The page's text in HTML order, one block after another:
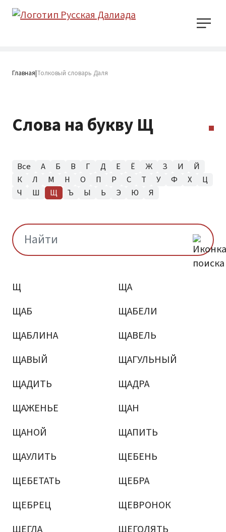
Главная|Толковый словарь Даля
Слова на букву Щ
Все А Б В Г Д Е Ё Ж З И
Й
К
Л М Н О П Р С Т У Ф Х
Ц
Ч
Ш Щ Ъ Ы Ь Э Ю Я
Щ
ЩА
ЩАБ
ЩАБЕЛИ
ЩАБЛИНА
ЩАВЕЛЬ
ЩАВЫЙ
ЩАГУЛЬНЫЙ
ЩАДИТЬ
ЩАДРА
ЩАЖЕНЬЕ
ЩАН
ЩАНОЙ
ЩАПИТЬ
ЩАУЛИТЬ
ЩЕБЕНЬ
ЩЕБЕТАТЬ
ЩЕБРА
ЩЕБРЕЦ
ЩЕВРОНОК